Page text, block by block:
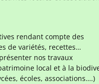
rendant compte des
de variétés, recettes…
nos travaux
local et à la
écoles, associations….)